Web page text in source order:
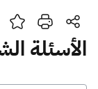
بحث
الأسئلة